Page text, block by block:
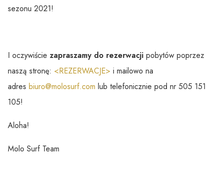
sezonu 2021!
I oczywiście zapraszamy do rezerwacji pobytów poprzez
naszą stronę: <REZERWACJE> i mailowo na
adres biuro@molosurf.com lub telefonicznie pod nr 505 151
105!
Aloha!
Molo Surf Team